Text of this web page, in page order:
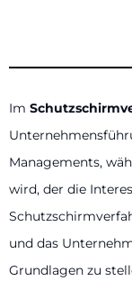
Im
Managements,
wird, der die
und das
Grundlagen zu